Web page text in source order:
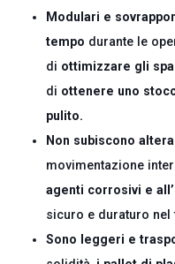
Modulari e
tempo durante le
di ottimizzare gli
di ottenere uno
pulito.
Non subiscono
movimentazione
agenti corrosivi e
sicuro e duraturo nel
Sono leggeri e